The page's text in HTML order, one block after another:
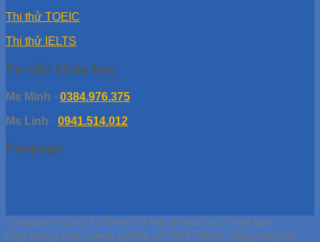
Thi thử TOEIC
Thi thử IELTS
Tư vấn khóa học
Ms Minh - 0384.976.375
Ms Linh - 0941.514.012
Fanpage
Copyright © Công Ty TNHH Tư Vấn & Giáo Dục Thiên Bảo
Giấy chứng nhận doanh nghiệp số: 0313739102, Ngày cấp giấy